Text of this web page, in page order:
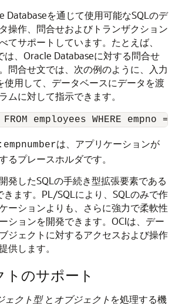
Databaseを通じて使用可能なSQLのデ
操作、問合せおよびトランザクション
てサポートしています。たとえば、
は、Oracle Databaseに対する問合せ
問合せ文では、次の例のように、入力
使用して、データベースにデータを渡
ムに対して指示できます。
:empnumberは、アプリケーションが
るプレースホルダです。
発したSQLの手続き型拡張要素である
きます。PL/SQLにより、SQLのみで作
ーションよりも、さらに強力で柔軟性
ションを開発できます。OCIは、デー
ジェクトに対するアクセスおよび操作
供します。
トのサポート
ェクト型とオブジェクト を処理する機